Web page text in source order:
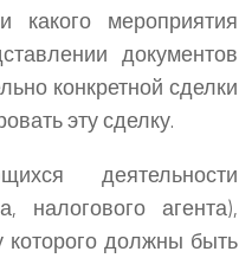
мероприятия
документов
конкретной сделки
эту сделку.
деятельности
налогового агента),
которого должны быть